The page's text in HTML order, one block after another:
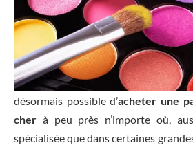
désormais possible d’acheter une
cher à peu près n’importe où,
spécialisée que dans certaines